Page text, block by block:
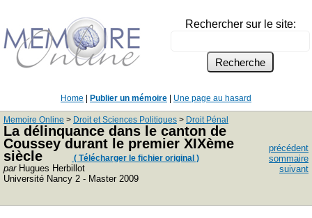
Rechercher sur le site:
Home Publier un mémoire Une page au hasard
Memoire Online > Droit et Sciences Politiques > Droit Pénal
La délinquance dans le canton de
Coussey durant le premier XIXème
siècle
( Télécharger le fichier original )
parHugues Herbillot
Université Nancy 2 - Master 2009
précédent
sommaire
suivant